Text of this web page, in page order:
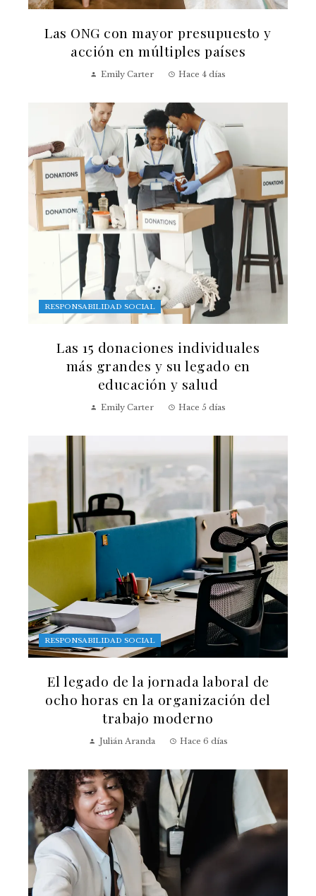
Las ONG con mayor presupuesto y
acción en múltiples países
Emily Carter Hace 4 días
RESPONSABILIDAD SOCIAL
Las 15 donaciones individuales
más grandes y su legado en
educación y salud
Emily Carter Hace 5 días
RESPONSABILIDAD SOCIAL
El legado de la jornada laboral de
ocho horas en la organización del
trabajo moderno
Julián Aranda Hace 6 días